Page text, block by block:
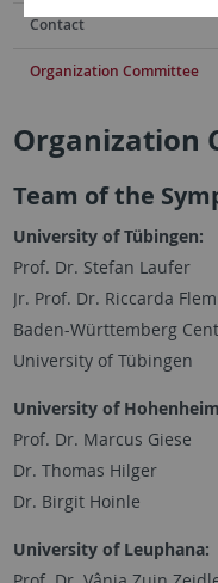
Contact
Organization Committee
Organization
Team of the
University of Tübingen:
Prof. Dr. Stefan Laufer
Jr. Prof. Dr. Riccarda
Baden-Württemberg
University of Tübingen
University of
Prof. Dr.
Dr.
Dr. Birgit Hoinle
University of Leuphana: